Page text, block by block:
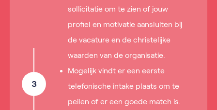
3
sollicitatie om te zien of jouw
profiel en motivatie aansluiten bij
de vacature en de christelijke
waarden van de organisatie.
Mogelijk vindt er een eerste
telefonische intake plaats om te
peilen of er een goede match is.